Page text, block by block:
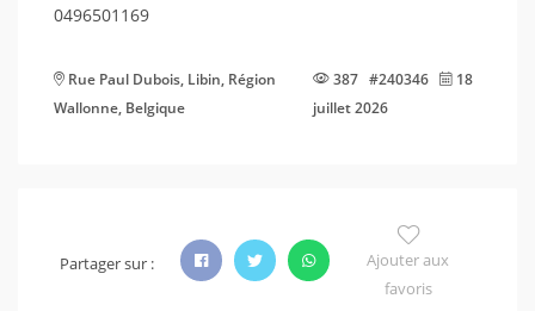
0496501169
Rue Paul Dubois, Libin, Région
Wallonne, Belgique
387 #240346
18
juillet 2026
Partager sur :
Ajouter aux
favoris